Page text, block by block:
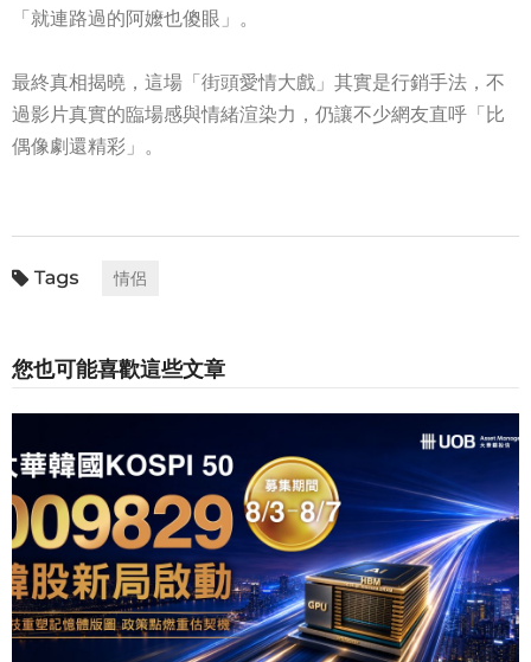
「就連路過的阿嬤也傻眼」。
最終真相揭曉，這場「街頭愛情大戲」其實是行銷手法，不
過影片真實的臨場感與情緒渲染力，仍讓不少網友直呼「比
偶像劇還精彩」。
情侶
您也可能喜歡這些文章